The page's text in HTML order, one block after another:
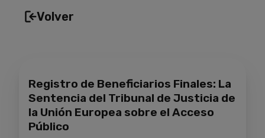
Volver
Registro de Beneficiarios Finales: La
Sentencia del Tribunal de Justicia de
la Unión Europea sobre el Acceso
Público